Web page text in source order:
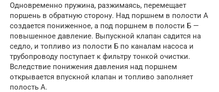
Одновременно пружина, разжимаясь, перемещает
поршень в обратную сторону. Над поршнем в полости А
создается пониженное, а под поршнем в полости Б —
повышенное давление. Выпускной клапан садится на
седло, и топливо из полости Б по каналам насоса и
трубопроводу поступает к фильтру тонкой очистки.
Вследствие понижения давления над поршнем
открывается впускной клапан и топливо заполняет
полость А.